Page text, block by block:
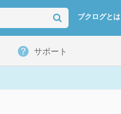
ブクログとは
サポート